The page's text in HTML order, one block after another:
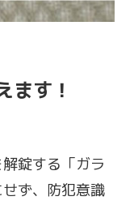
ます！
錠する「ガラ
ず、防犯意識